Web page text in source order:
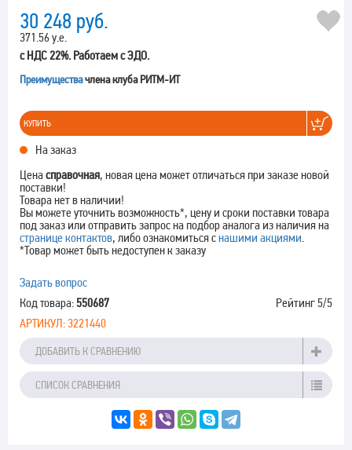
30 248 руб.
371.56 у.е.
с НДС 22%. Работаем с ЭДО.
Преимуществачлена клуба РИТМ-ИТ
КУПИТЬ
На заказ
Цена справочная, новая цена может отличаться при заказе новой
поставки!
Товара нет в наличии!
Вы можете уточнить возможность*, цену и сроки поставки товара
под заказ или отправить запрос на подбор аналога из наличия на
странице контактов, либо ознакомиться снашими акциями.
*Товар может быть недоступен к заказу
Задать вопрос
Рейтинг 5/5
Код товара:550687
АРТИКУЛ: 3221440
ДОБАВИТЬ К СРАВНЕНИЮ
СПИСОК СРАВНЕНИЯ